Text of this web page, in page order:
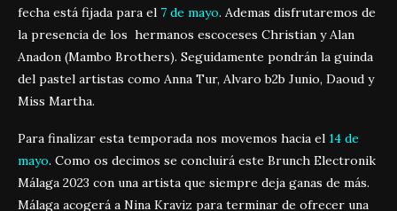
fecha está fijada para el 7 de mayo. Ademas disfrutaremos de
la presencia de los hermanos escoceses Christian y Alan
Anadon (Mambo Brothers). Seguidamente pondrán la guinda
del pastel artistas como Anna Tur, Alvaro b2b Junio, Daoud y
Miss Martha.
Para finalizar esta temporada nos movemos hacia el 14 de
mayo. Como os decimos se concluirá este Brunch Electronik
Málaga 2023 con una artista que siempre deja ganas de más.
Málaga acogerá a Nina Kraviz para terminar de ofrecer una